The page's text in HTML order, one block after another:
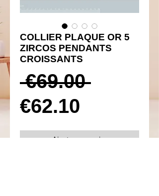
COLLIER PLAQUE OR 5
ZIRCOS PENDANTS
CROISSANTS
€69.00 Prix
original
€62.10
Ajouter au panier